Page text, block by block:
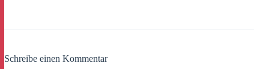
Schreibe einen Kommentar